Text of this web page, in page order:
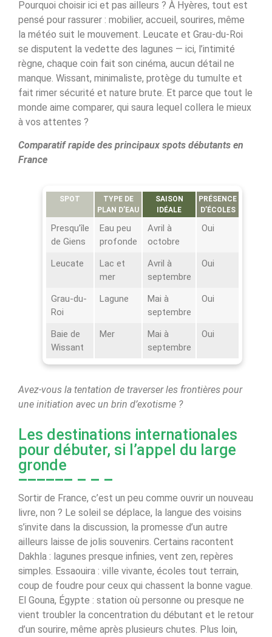
Pourquoi choisir ici et pas ailleurs ? À Hyères, tout est
pensé pour rassurer : mobilier, accueil, sourires, même
la météo suit le mouvement. Leucate et Grau-du-Roi
se disputent la vedette des lagunes — ici, l’intimité
règne, chaque coin fait son cinéma, aucun détail ne
manque. Wissant, minimaliste, protège du tumulte et
fait rimer sécurité et nature brute. Et parce que tout le
monde aime comparer, qui saura lequel collera le mieux
à vos attentes ?
Comparatif rapide des principaux spots débutants en
France
SPOT
TYPE DE
PLAN D’EAU
SAISON
IDÉALE
PRÉSENCE
D’ÉCOLES
Presqu’île
de Giens
Eau peu
profonde
Avril à
octobre
Oui
Leucate
Lac et
mer
Avril à
septembre
Oui
Grau-du-
Roi
Lagune
Mai à
septembre
Oui
Baie de
Wissant
Mer
Mai à
septembre
Oui
Avez-vous la tentation de traverser les frontières pour
une initiation avec un brin d’exotisme ?
Les destinations internationales
pour débuter, si l’appel du large
gronde
Sortir de France, c’est un peu comme ouvrir un nouveau
livre, non ? Le soleil se déplace, la langue des voisins
s’invite dans la discussion, la promesse d’un autre
ailleurs laisse de jolis souvenirs. Certains racontent
Dakhla : lagunes presque infinies, vent zen, repères
simples. Essaouira : ville vivante, écoles tout terrain,
coup de foudre pour ceux qui chassent la bonne vague.
El Gouna, Égypte : station où personne ou presque ne
vient troubler la concentration du débutant et le retour
d’un sourire, même après plusieurs chutes. Plus loin,